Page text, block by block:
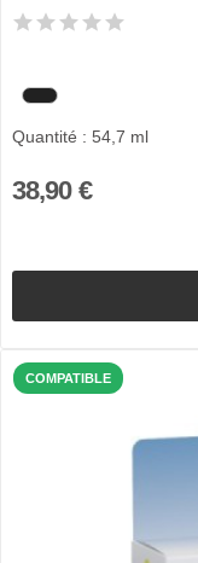
Quantité : 54,7 ml
38,90 €
COMPATIBLE